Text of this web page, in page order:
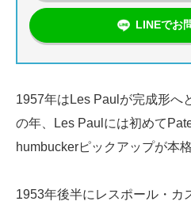
LINEでお
1957年はLes Paulが完成形へ
の年、Les Paulには初めて
humbuckerピックアップが本
1953年後半にレスポール・カ